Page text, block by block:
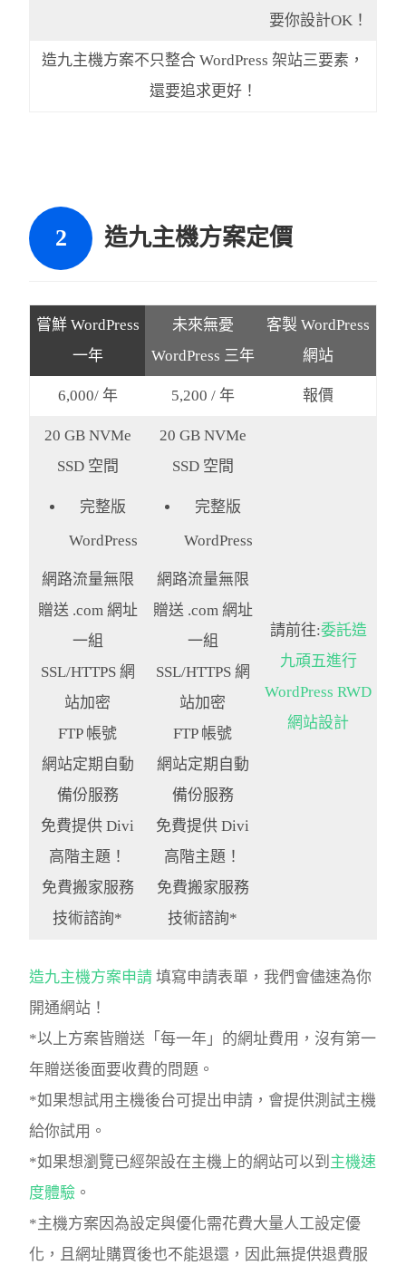
要你設計OK！
造九主機方案不只整合 WordPress 架站三要素，
還要追求更好！
造九主機方案定價
嘗鮮 WordPress
一年
未來無憂
WordPress 三年
客製 WordPress
網站
6,000/ 年 5,200 / 年 報價
20 GB NVMe
SSD 空間
完整版
WordPress
網路流量無限
贈送 .com 網址
一組
SSL/HTTPS 網
站加密
FTP 帳號
網站定期自動
備份服務
免費提供 Divi
高階主題！
免費搬家服務
技術諮詢*
20 GB NVMe
SSD 空間
完整版
WordPress
網路流量無限
贈送 .com 網址
一組
SSL/HTTPS 網
站加密
FTP 帳號
網站定期自動
備份服務
免費提供 Divi
高階主題！
免費搬家服務
技術諮詢*
請前往:委託造
九頑五進行
WordPress RWD
網站設計
造九主機方案申請 填寫申請表單，我們會儘速為你
開通網站！
*以上方案皆贈送「每一年」的網址費用，沒有第一
年贈送後面要收費的問題。
*如果想試用主機後台可提出申請，會提供測試主機
給你試用。
*如果想瀏覽已經架設在主機上的網站可以到 主機速
度體驗 。
*主機方案因為設定與優化需花費大量人工設定優
化，且網址購買後也不能退還，因此無提供退費服